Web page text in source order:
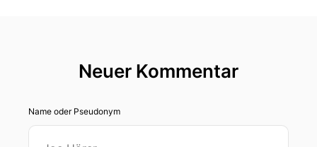
00:00:46: gehen können.
aus Theologie Kultur und Gesellschaft.
Neuer Kommentar
Name oder Pseudonym